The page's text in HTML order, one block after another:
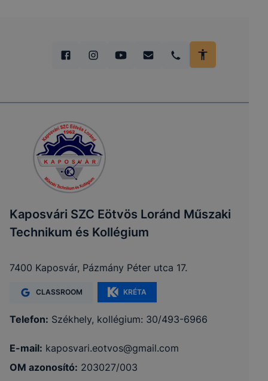
Kaposvári SZC Eötvös Loránd Műszaki
Technikum és Kollégium
7400 Kaposvár, Pázmány Péter utca 17.
CLASSROOM KRÉTA
Telefon: Székhely, kollégium: 30/493-6966
E-mail: kaposvari.eotvos@gmail.com
OM azonosító: 203027/003